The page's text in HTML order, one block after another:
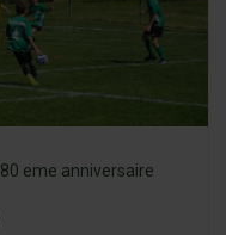
80 eme anniversaire